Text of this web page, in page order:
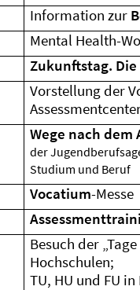
Information zur
Mental Health-
Zukunftstag. Die
Vorstellung der
Wege nach dem
der
Studium und Beruf
Vocatium-Messe
Besuch der
Hochschulen;
TU, HU und FU